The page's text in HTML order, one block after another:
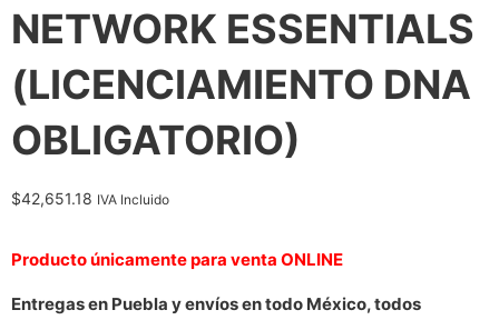
NETWORK ESSENTIALS
(LICENCIAMIENTO DNA
OBLIGATORIO)
$42,651.18 IVA Incluido
Producto únicamente para venta ONLINE
Entregas en Puebla y envíos en todo México, todos